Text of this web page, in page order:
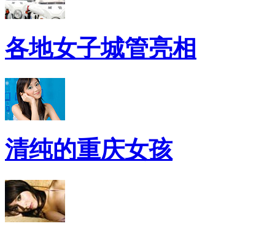
各地女子城管亮相
清纯的重庆女孩